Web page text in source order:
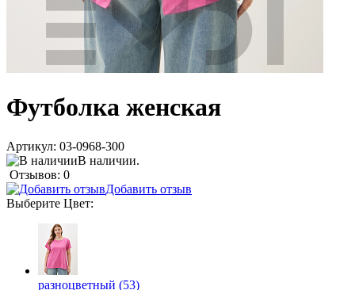
Футболка женская
Артикул: 03-0968-300
В наличии.
Отзывов: 0
Добавить отзыв
Выберите Цвет:
разноцветный (53)